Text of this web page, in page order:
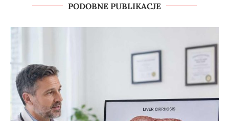
PODOBNE PUBLIKACJE